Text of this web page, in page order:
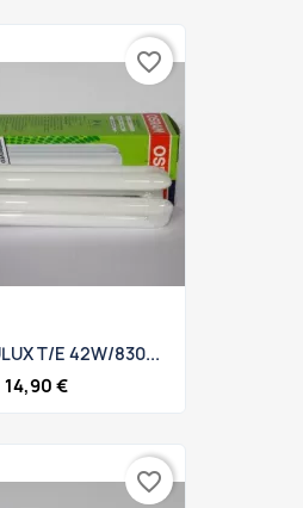
T/E 42W/830...
14,90 €
favorite_border
favorite_border